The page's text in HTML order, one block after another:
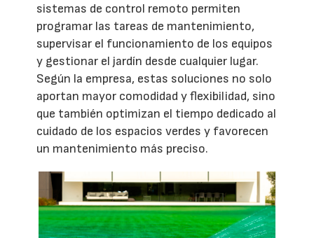
sistemas de control remoto permiten
programar las tareas de mantenimiento,
supervisar el funcionamiento de los equipos
y gestionar el jardín desde cualquier lugar.
Según la empresa, estas soluciones no solo
aportan mayor comodidad y flexibilidad, sino
que también optimizan el tiempo dedicado al
cuidado de los espacios verdes y favorecen
un mantenimiento más preciso.